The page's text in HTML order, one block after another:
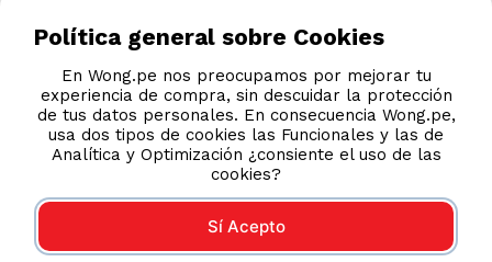
Política general sobre Cookies
En Wong.pe nos preocupamos por mejorar tu
experiencia de compra, sin descuidar la protección
de tus datos personales. En consecuencia Wong.pe,
usa dos tipos de cookies las Funcionales y las de
Analítica y Optimización ¿consiente el uso de las
cookies?
Sí Acepto